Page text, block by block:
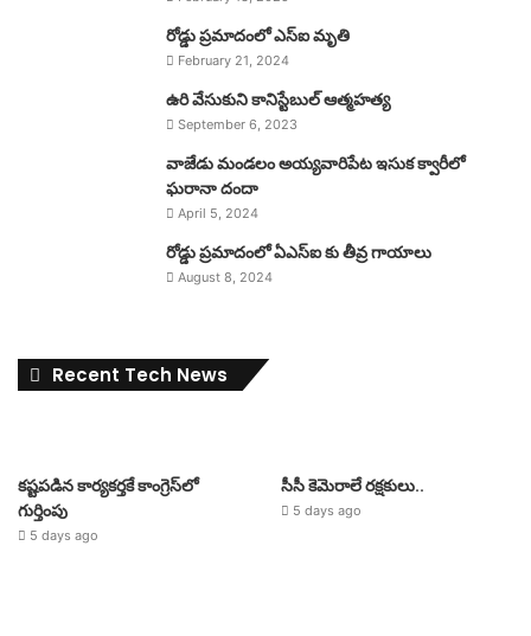
రోడ్డు ప్రమాదంలో ఎస్ఐ మృతి
February 21, 2024
ఉరి వేసుకుని కానిస్టేబుల్ ఆత్మహత్య
September 6, 2023
వాజేడు మండలం అయ్యవారిపేట ఇసుక క్వారీలో
ఘరానా దందా
April 5, 2024
రోడ్డు ప్రమాదంలో ఏఎస్ఐ కు తీవ్ర గాయాలు
August 8, 2024
Recent Tech News
కష్టపడిన కార్యకర్తకే కాంగ్రెస్‌లో
గుర్తింపు
5 days ago
సీసీ కెమెరాలే రక్షకులు..
5 days ago